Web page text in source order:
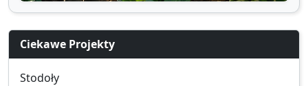
Ciekawe Projekty
Stodoły